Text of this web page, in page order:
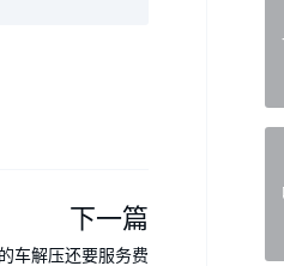
下一篇
车解压还要服务费